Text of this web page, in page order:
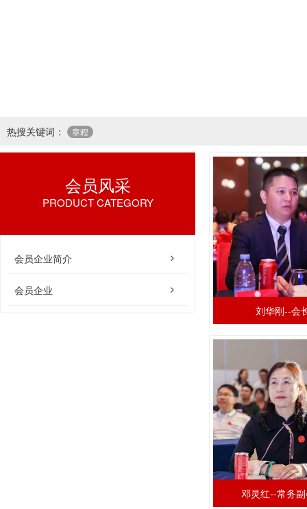
热搜关键词： 章程
会员风采
PRODUCT CATEGORY
会员企业简介
会员企业
刘华刚--会
邓灵红--常务
党建引领聚合力 浓情端午暖乡情——中共福建省贵州商会理事会临时支部组织开展“党建引领·浓情端午”主题党员日活动